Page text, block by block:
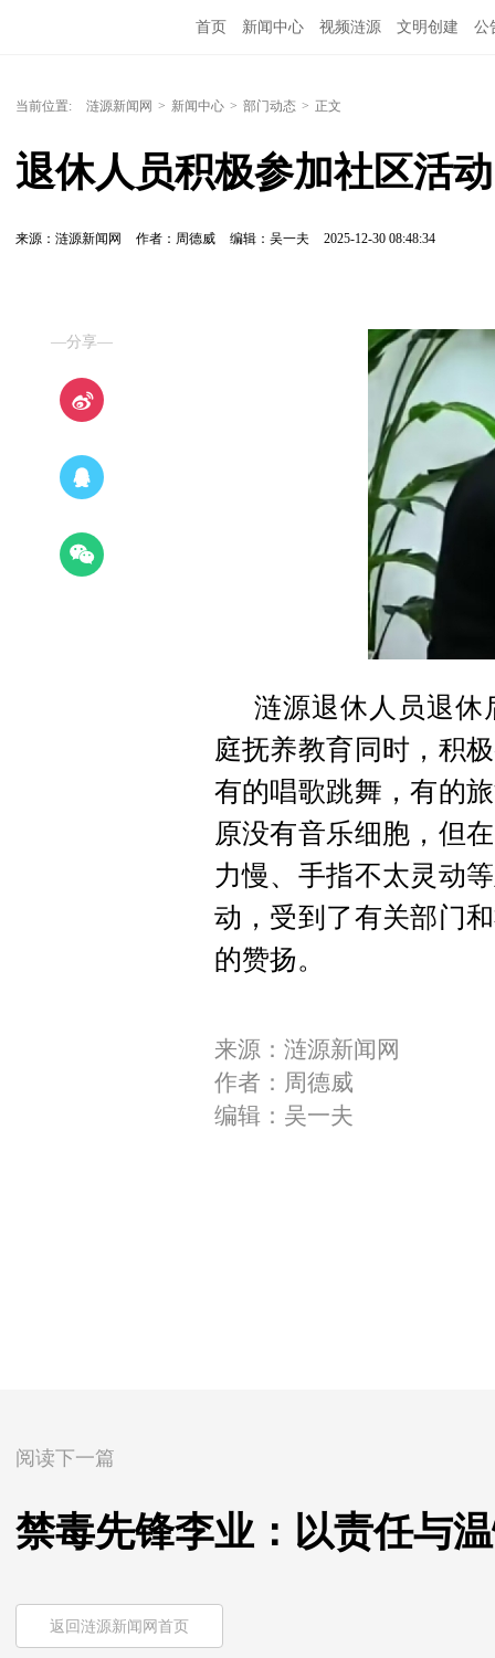
首页 新闻中心 视频涟源 文明创建 公
当前位置: 涟源新闻网 > 新闻中心 > 部门动态 > 正文
退休人员积极参加社区活动
来源：涟源新闻网 作者：周德威 编辑：吴一夫 2025-12-30 08:48:34
—分享—
涟源退休人员退休
庭抚养教育同时，积
有的唱歌跳舞，有的
原没有音乐细胞，但
力慢、手指不太灵动
动，受到了有关部门
的赞扬。
来源：涟源新闻网
作者：周德威
编辑：吴一夫
阅读下一篇
禁毒先锋李业：以责任与
返回涟源新闻网首页